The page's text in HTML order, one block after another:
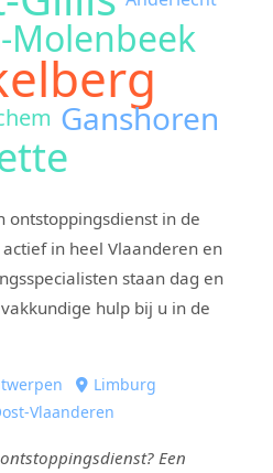
Molenbeek
Ganshoren
ontstoppingsdienst in de
in heel Vlaanderen en
staan dag en
hulp bij u in de
Limburg
Vlaanderen
Een